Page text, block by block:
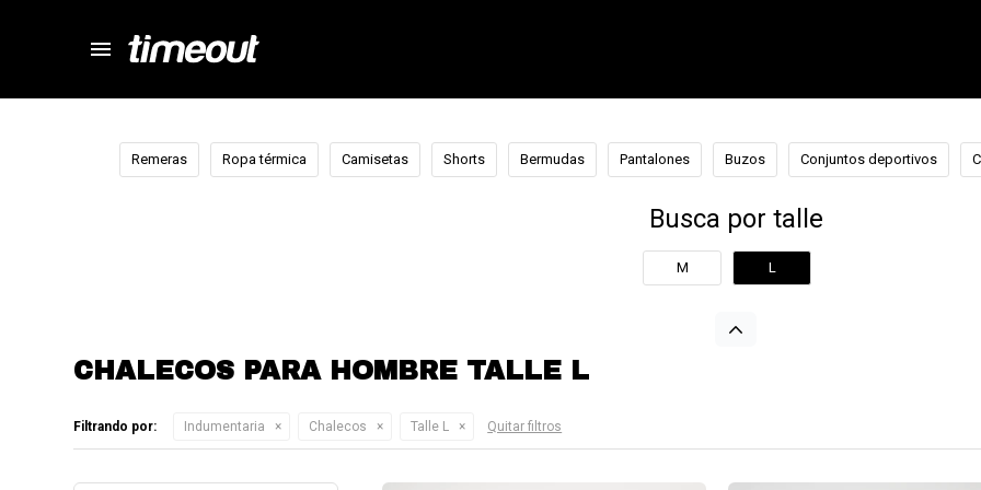
menu
Remeras Ropa térmica Camisetas Shorts Bermudas Pantalones Buzos Conjuntos deportivos
Busca por talle
M L
CHALECOS PARA HOMBRE TALLE L
Filtrando por: Indumentaria Chalecos Talle L Quitar filtros
close
store
local_shipping
autorenew
percent